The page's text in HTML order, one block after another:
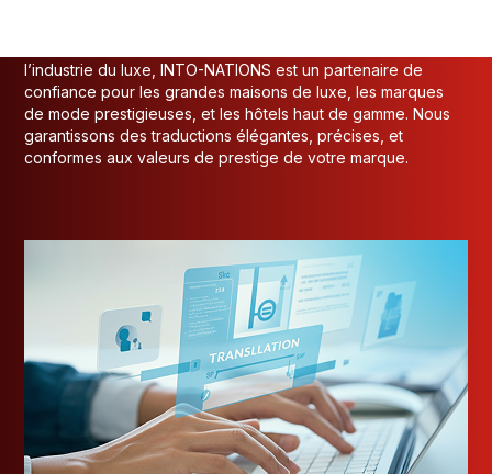
l’industrie du luxe, INTO-NATIONS est un partenaire de
confiance pour les grandes maisons de luxe, les marques
de mode prestigieuses, et les hôtels haut de gamme. Nous
garantissons des traductions élégantes, précises, et
conformes aux valeurs de prestige de votre marque.